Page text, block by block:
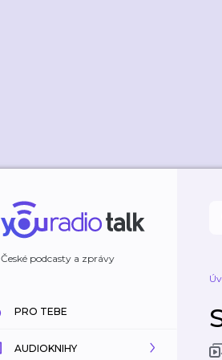
České podcasty a zprávy
PRO TEBE
AUDIOKNIHY